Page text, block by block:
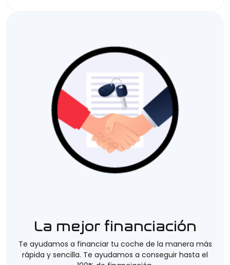
La mejor financiación
Te ayudamos a financiar tu coche de la manera más
rápida y sencilla. Te ayudamos a conseguir hasta el